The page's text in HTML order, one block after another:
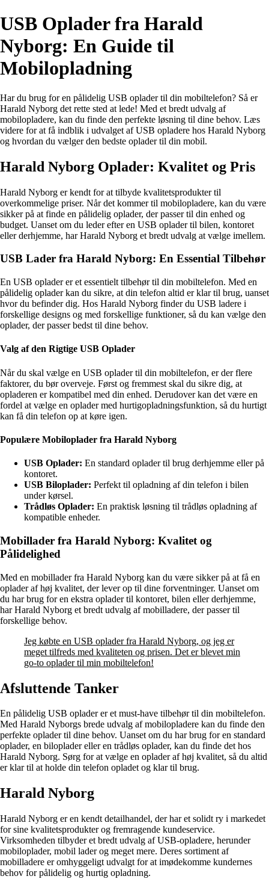
USB Oplader fra Harald
Nyborg: En Guide til
Mobilopladning
Har du brug for en pålidelig USB oplader til din mobiltelefon? Så er
Harald Nyborg det rette sted at lede! Med et bredt udvalg af
mobilopladere, kan du finde den perfekte løsning til dine behov. Læs
videre for at få indblik i udvalget af USB opladere hos Harald Nyborg
og hvordan du vælger den bedste oplader til din mobil.
Harald Nyborg Oplader: Kvalitet og Pris
Harald Nyborg er kendt for at tilbyde kvalitetsprodukter til
overkommelige priser. Når det kommer til mobilopladere, kan du være
sikker på at finde en pålidelig oplader, der passer til din enhed og
budget. Uanset om du leder efter en USB oplader til bilen, kontoret
eller derhjemme, har Harald Nyborg et bredt udvalg at vælge imellem.
USB Lader fra Harald Nyborg: En Essential Tilbehør
En USB oplader er et essentielt tilbehør til din mobiltelefon. Med en
pålidelig oplader kan du sikre, at din telefon altid er klar til brug, uanset
hvor du befinder dig. Hos Harald Nyborg finder du USB ladere i
forskellige designs og med forskellige funktioner, så du kan vælge den
oplader, der passer bedst til dine behov.
Valg af den Rigtige USB Oplader
Når du skal vælge en USB oplader til din mobiltelefon, er der flere
faktorer, du bør overveje. Først og fremmest skal du sikre dig, at
opladeren er kompatibel med din enhed. Derudover kan det være en
fordel at vælge en oplader med hurtigopladningsfunktion, så du hurtigt
kan få din telefon op at køre igen.
Populære Mobiloplader fra Harald Nyborg
USB Oplader: En standard oplader til brug derhjemme eller på
kontoret.
USB Biloplader: Perfekt til opladning af din telefon i bilen
under kørsel.
Trådløs Oplader: En praktisk løsning til trådløs opladning af
kompatible enheder.
Mobillader fra Harald Nyborg: Kvalitet og
Pålidelighed
Med en mobillader fra Harald Nyborg kan du være sikker på at få en
oplader af høj kvalitet, der lever op til dine forventninger. Uanset om
du har brug for en ekstra oplader til kontoret, bilen eller derhjemme,
har Harald Nyborg et bredt udvalg af mobilladere, der passer til
forskellige behov.
Jeg købte en USB oplader fra Harald Nyborg, og jeg er
meget tilfreds med kvaliteten og prisen. Det er blevet min
go-to oplader til min mobiltelefon!
Afsluttende Tanker
En pålidelig USB oplader er et must-have tilbehør til din mobiltelefon.
Med Harald Nyborgs brede udvalg af mobilopladere kan du finde den
perfekte oplader til dine behov. Uanset om du har brug for en standard
oplader, en biloplader eller en trådløs oplader, kan du finde det hos
Harald Nyborg. Sørg for at vælge en oplader af høj kvalitet, så du altid
er klar til at holde din telefon opladet og klar til brug.
Harald Nyborg
Harald Nyborg er en kendt detailhandel, der har et solidt ry i markedet
for sine kvalitetsprodukter og fremragende kundeservice.
Virksomheden tilbyder et bredt udvalg af USB-opladere, herunder
mobiloplader, mobil lader og meget mere. Deres sortiment af
mobilladere er omhyggeligt udvalgt for at imødekomme kundernes
behov for pålidelig og hurtig opladning.